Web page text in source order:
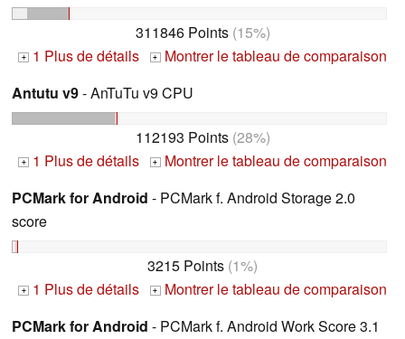
311846 Points(15%)
+ 1 Plus de détails + Montrer le tableau de comparaison
Antutu v9- AnTuTu v9 CPU
112193 Points(28%)
+ 1 Plus de détails + Montrer le tableau de comparaison
PCMark for Android - PCMark f. Android Storage 2.0
score
3215 Points (1%)
+ 1 Plus de détails + Montrer le tableau de comparaison
PCMark for Android - PCMark f. Android Work Score 3.1